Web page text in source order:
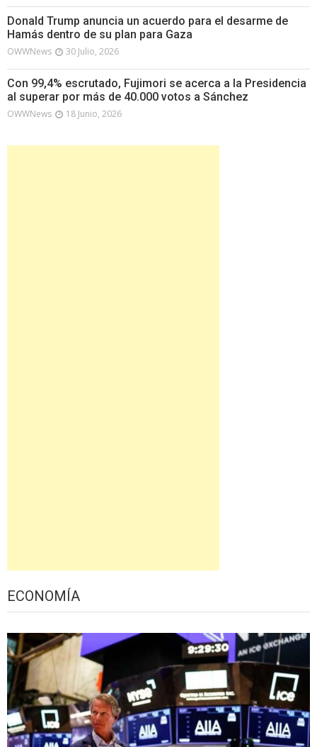
Donald Trump anuncia un acuerdo para el desarme de
Hamás dentro de su plan para Gaza
OWWNews 30 Julio, 2026
Con 99,4% escrutado, Fujimori se acerca a la Presidencia
al superar por más de 40.000 votos a Sánchez
OWWNews 18 Junio, 2026
ECONOMÍA